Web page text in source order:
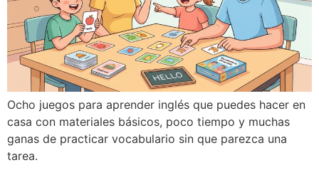
Ocho juegos para aprender inglés que puedes hacer en
casa con materiales básicos, poco tiempo y muchas
ganas de practicar vocabulario sin que parezca una
tarea.